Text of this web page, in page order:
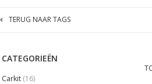
TERUG NAAR TAGS
CATEGORIEËN
Carkit (16)